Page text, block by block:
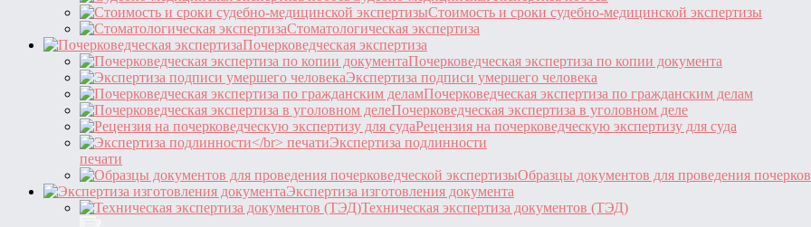
Стоимость и сроки судебно-медицинской экспертизы
Стоматологическая экспертиза
Почерковедческая экспертиза
Почерковедческая экспертиза по копии документа
Экспертиза подписи умершего человека
Почерковедческая экспертиза по гражданским делам
Почерковедческая экспертиза в уголовном деле
Рецензия на почерковедческую экспертизу для суда
Экспертиза подлинности
печати
Образцы документов для проведения
Экспертиза изготовления документа
Техническая экспертиза документов (ТЭД)